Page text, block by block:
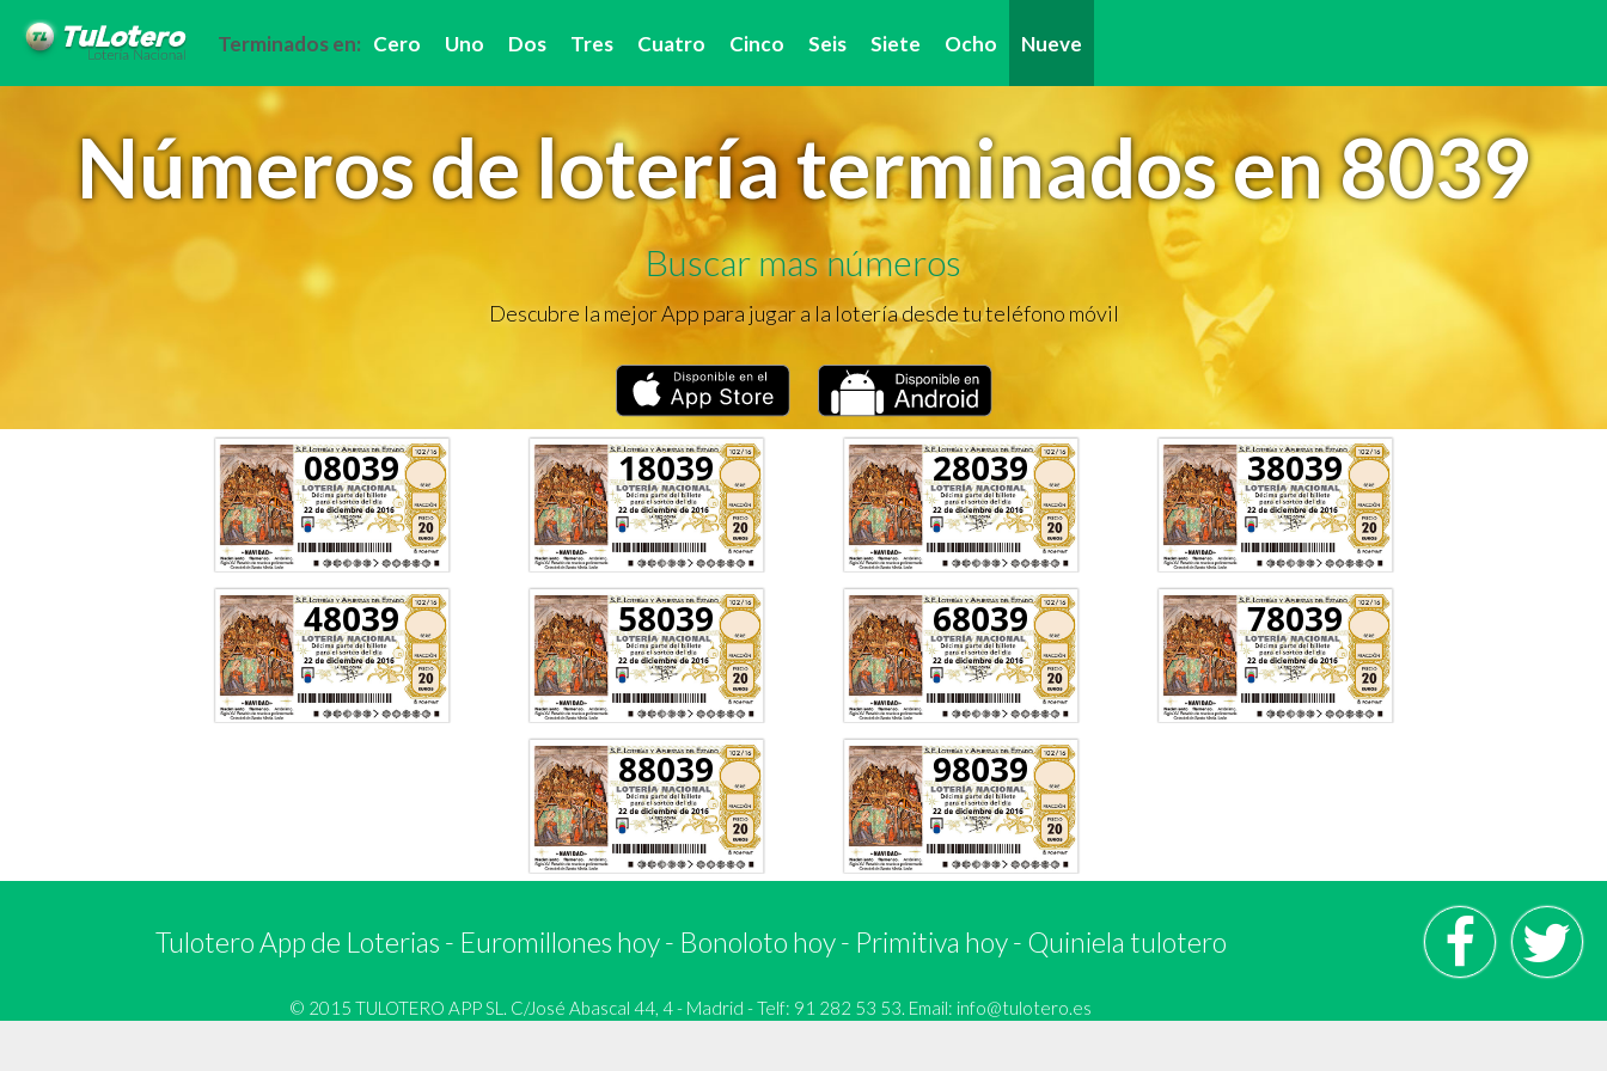
Terminados en: Cero Uno Dos Tres Cuatro Cinco Seis Siete Ocho Nueve
Números de lotería terminados en 8039
Buscar mas números
Descubre la mejor App para jugar a la lotería desde tu teléfono móvil
08039 18039 28039 38039
48039 58039 68039 78039
88039 98039
Tulotero App de Loterias - Euromillones hoy- Bonoloto hoy- Primitiva hoy- Quiniela tulotero
© 2015 TULOTERO APP SL. C/José Abascal 44, 4 - Madrid - Telf: 91 282 53 53. Email: info@tulotero.es